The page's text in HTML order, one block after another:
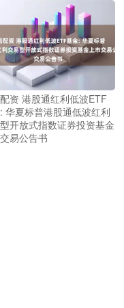
资 港股通红利低波ETF
华夏标普港股通低波红利
开放式指数证券投资基金
交易公告书